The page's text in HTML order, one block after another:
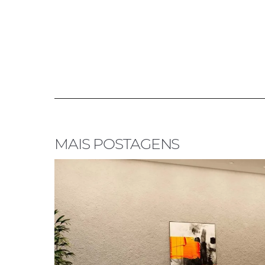
MAIS POSTAGENS